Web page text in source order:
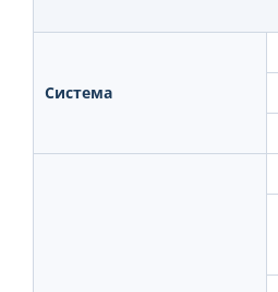
Система